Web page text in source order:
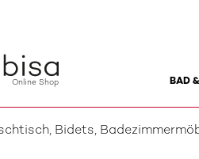
Online Shop BAD
Bidets,